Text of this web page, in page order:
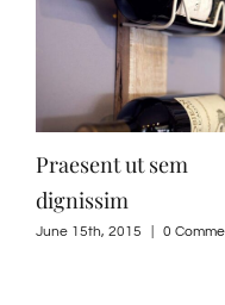
Praesent ut sem
dignissim
June 15th, 2015 0